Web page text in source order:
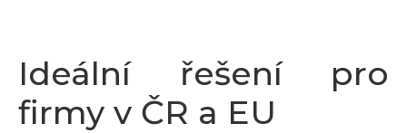
Ideální řešení pro
firmy v ČR a EU